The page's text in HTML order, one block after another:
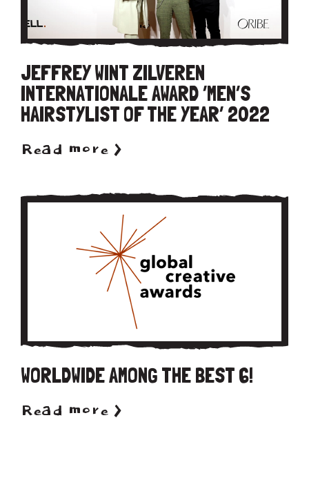
JEFFREY WINT ZILVEREN
INTERNATIONALE AWARD ‘MEN’S
HAIRSTYLIST OF THE YEAR’ 2022
Read more >
WORLDWIDE AMONG THE BEST 6!
Read more >